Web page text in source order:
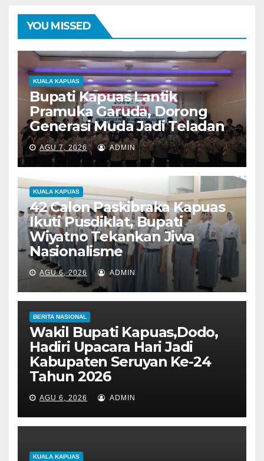
YOU MISSED
KUALA KAPUAS
Bupati Kapuas Lantik
Pramuka Garuda, Dorong
Generasi Muda Jadi Teladan
AGU 7, 2026 ADMIN
KUALA KAPUAS
42 Calon Paskibraka Kapuas
Ikuti Pusdiklat, Bupati
Wiyatno Tekankan Jiwa
Nasionalisme
AGU 6, 2026 ADMIN
BERITA NASIONAL
Wakil Bupati Kapuas,Dodo,
Hadiri Upacara Hari Jadi
Kabupaten Seruyan Ke-24
Tahun 2026
AGU 6, 2026 ADMIN
KUALA KAPUAS